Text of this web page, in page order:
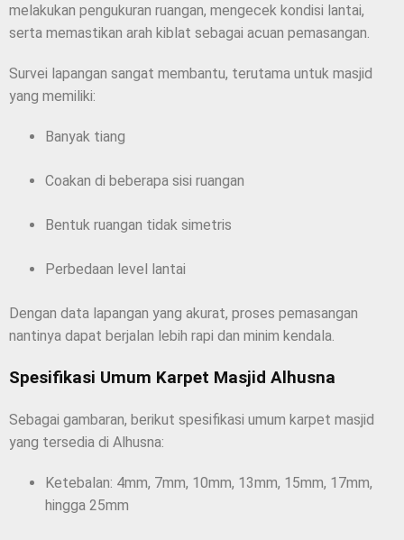
melakukan pengukuran ruangan, mengecek kondisi lantai,
serta memastikan arah kiblat sebagai acuan pemasangan.
Survei lapangan sangat membantu, terutama untuk masjid
yang memiliki:
Banyak tiang
Coakan di beberapa sisi ruangan
Bentuk ruangan tidak simetris
Perbedaan level lantai
Dengan data lapangan yang akurat, proses pemasangan
nantinya dapat berjalan lebih rapi dan minim kendala.
Spesifikasi Umum Karpet Masjid Alhusna
Sebagai gambaran, berikut spesifikasi umum karpet masjid
yang tersedia di Alhusna:
Ketebalan: 4mm, 7mm, 10mm, 13mm, 15mm, 17mm,
hingga 25mm